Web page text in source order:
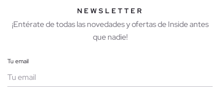
NEWSLETTER
¡Entérate de todas las novedades y ofertas de Inside antes
que nadie!
Tu email